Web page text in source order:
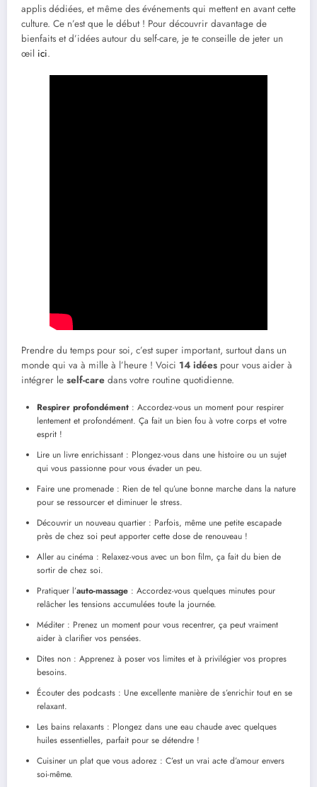
applis dédiées, et même des événements qui mettent en avant cette
culture. Ce n’est que le début ! Pour découvrir davantage de
bienfaits et d’idées autour du self-care, je te conseille de jeter un
œil ici.
Prendre du temps pour soi, c’est super important, surtout dans un
monde qui va à mille à l’heure ! Voici 14 idées pour vous aider à
intégrer le self-care dans votre routine quotidienne.
Respirer profondément : Accordez-vous un moment pour respirer
lentement et profondément. Ça fait un bien fou à votre corps et votre
esprit !
Lire un livre enrichissant : Plongez-vous dans une histoire ou un sujet
qui vous passionne pour vous évader un peu.
Faire une promenade : Rien de tel qu’une bonne marche dans la nature
pour se ressourcer et diminuer le stress.
Découvrir un nouveau quartier : Parfois, même une petite escapade
près de chez soi peut apporter cette dose de renouveau !
Aller au cinéma : Relaxez-vous avec un bon film, ça fait du bien de
sortir de chez soi.
Pratiquer l’auto-massage : Accordez-vous quelques minutes pour
relâcher les tensions accumulées toute la journée.
Méditer : Prenez un moment pour vous recentrer, ça peut vraiment
aider à clarifier vos pensées.
Dites non : Apprenez à poser vos limites et à privilégier vos propres
besoins.
Écouter des podcasts : Une excellente manière de s’enrichir tout en se
relaxant.
Les bains relaxants : Plongez dans une eau chaude avec quelques
huiles essentielles, parfait pour se détendre !
Cuisiner un plat que vous adorez : C’est un vrai acte d’amour envers
soi-même.